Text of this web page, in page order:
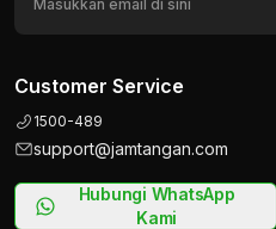
Customer Service
1500-489
support@jamtangan.com
Hubungi WhatsApp
Kami